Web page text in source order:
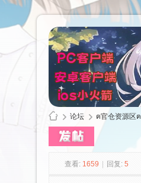
论坛 ฅ官仓资源区ฅ
查看: 1659 回复: 5